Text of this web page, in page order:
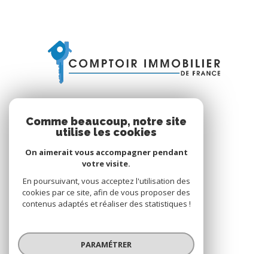
VOTRE ESPACE
Espace propriétaire
SE CONNECTER
Comme beaucoup, notre site
utilise les cookies
On aimerait vous accompagner pendant
votre visite.
En poursuivant, vous acceptez l'utilisation des
cookies par ce site, afin de vous proposer des
contenus adaptés et réaliser des statistiques !
PARAMÉTRER